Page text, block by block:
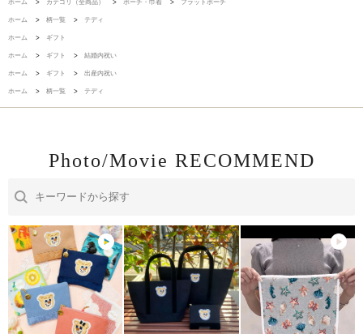
ホーム > カテゴリ（全商品） > ポーチ・巾着 > フラットポーチ
ホーム > 柄一覧 > テディ
ホーム > ギフト
ホーム > ギフト > 結婚内祝い
ホーム > ギフト > 出産内祝い
ホーム > 柄一覧 > テディ
Photo/Movie RECOMMEND